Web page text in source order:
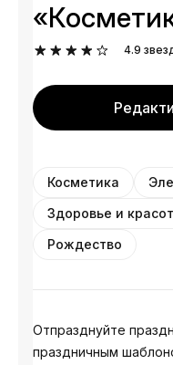
4.9
Косметика
Здоровье и
Рождество
Отпразднуйте
праздничным